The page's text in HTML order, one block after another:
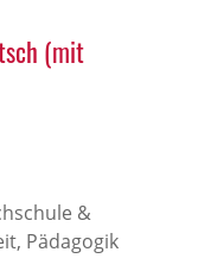
(mit
&
Pädagogik